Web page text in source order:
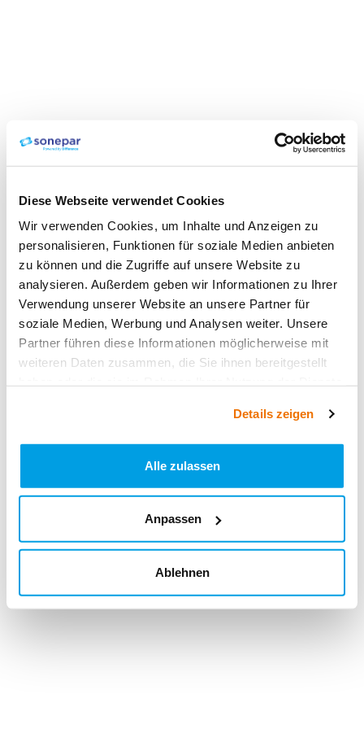
Diese Webseite verwendet Cookies
Wir verwenden Cookies, um Inhalte und Anzeigen zu
personalisieren, Funktionen für soziale Medien anbieten
zu können und die Zugriffe auf unsere Website zu
analysieren. Außerdem geben wir Informationen zu Ihrer
Verwendung unserer Website an unsere Partner für
soziale Medien, Werbung und Analysen weiter. Unsere
Partner führen diese Informationen möglicherweise mit
weiteren Daten zusammen, die Sie ihnen bereitgestellt
Details zeigen
Alle zulassen
Anpassen
Ablehnen